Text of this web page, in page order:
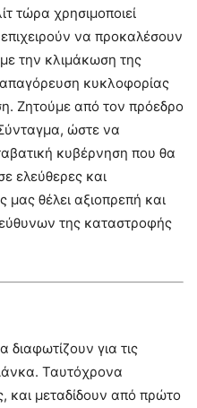
τώρα χρησιμοποιεί
να προκαλέσουν
την κλιμάκωση της
κυκλοφορίας
Ζητούμε από τον πρόεδρο
ώστε να
κυβέρνηση που θα
ελεύθερες και
θέλει αξιοπρεπή και
της καταστροφής
για τις
Ταυτόχρονα
και μεταδίδουν από πρώτο